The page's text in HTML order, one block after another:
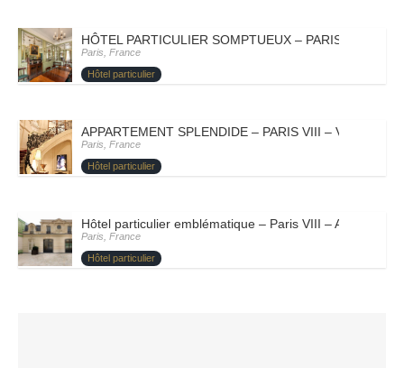
HÔTEL PARTICULIER SOMPTUEUX – PARIS VIII –
Paris, France
Hôtel particulier
APPARTEMENT SPLENDIDE – PARIS VIII – VIOLETTE
Paris, France
Hôtel particulier
Hôtel particulier emblématique – Paris VIII – ARTY
Paris, France
Hôtel particulier